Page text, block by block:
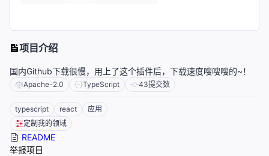
项目介绍
国内Github下载很慢，用上了这个插件后，下载速度嗖嗖嗖的~！
Apache-2.0 TypeScript 43提交数
typescript react
应用
定制我的领域
README
举报项目